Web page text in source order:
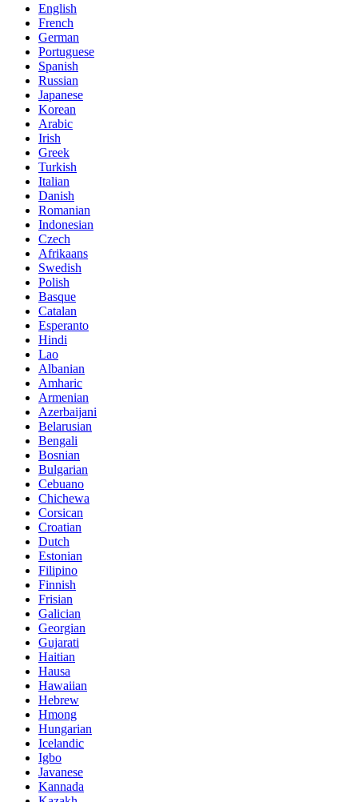
English
French
German
Portuguese
Spanish
Russian
Japanese
Korean
Arabic
Irish
Greek
Turkish
Italian
Danish
Romanian
Indonesian
Czech
Afrikaans
Swedish
Polish
Basque
Catalan
Esperanto
Hindi
Lao
Albanian
Amharic
Armenian
Azerbaijani
Belarusian
Bengali
Bosnian
Bulgarian
Cebuano
Chichewa
Corsican
Croatian
Dutch
Estonian
Filipino
Finnish
Frisian
Galician
Georgian
Gujarati
Haitian
Hausa
Hawaiian
Hebrew
Hmong
Hungarian
Icelandic
Igbo
Javanese
Kannada